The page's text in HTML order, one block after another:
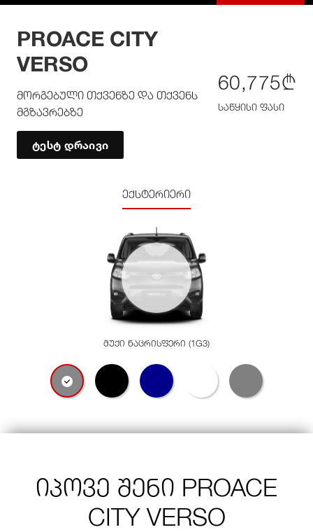
PROACE CITY
VERSO
მორგებული თქვენზე და თქვენს
მგზავრებზე
ტესტ დრაივი
60,775₾
საწყისი ფასი
ექსტერიერი
მუქი ნაცრისფერი (1G3)
იპოვე შენი PROACE
CITY VERSO